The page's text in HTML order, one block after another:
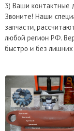
3) Ваши контактные
Звоните! Наши
запчасти,
любой регион РФ.
быстро и без